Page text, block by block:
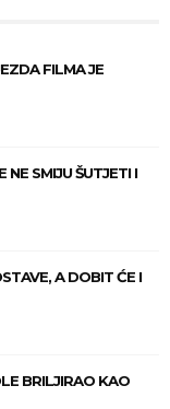
FILMA JE
NE SMIJU ŠUTJETI I
A DOBIT ĆE I
BRILJIRAO KAO